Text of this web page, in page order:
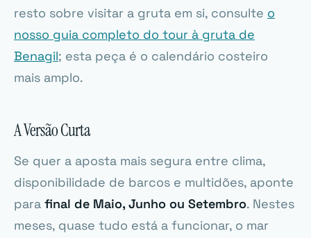
resto sobre visitar a gruta em si, consulte o
nosso guia completo do tour à gruta de
Benagil; esta peça é o calendário costeiro
mais amplo.
A Versão Curta
Se quer a aposta mais segura entre clima,
disponibilidade de barcos e multidões, aponte
para final de Maio, Junho ou Setembro. Nestes
meses, quase tudo está a funcionar, o mar